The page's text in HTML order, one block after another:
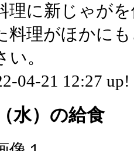
理に新じゃが
料理がほかに
。
04-21 12:27 up!
水）の給食